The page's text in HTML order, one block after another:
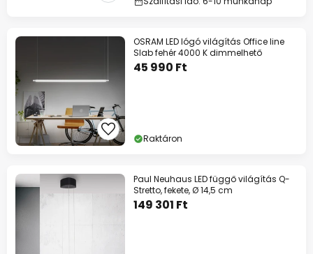
OSRAM LED lógó világítás Office line
Slab fehér 4000 K dimmelhető
45 990 Ft
Raktáron
Paul Neuhaus LED függő világítás Q-
Stretto, fekete, Ø 14,5 cm
149 301 Ft